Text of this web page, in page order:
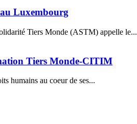
Luxembourg
Tiers Monde (ASTM) appelle le...
Tiers Monde-CITIM
humains au coeur de ses...